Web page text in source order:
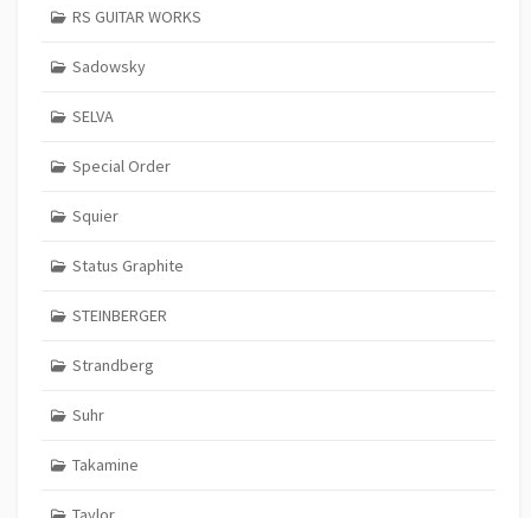
RS GUITAR WORKS
Sadowsky
SELVA
Special Order
Squier
Status Graphite
STEINBERGER
Strandberg
Suhr
Takamine